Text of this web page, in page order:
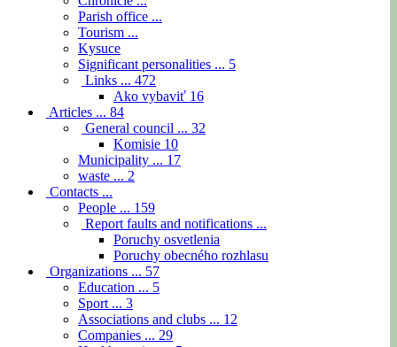
Parish office ...
Tourism ...
Kysuce
Significant personalities ... 5
Links ... 472
Ako vybaviť 16
Articles ... 84
General council ... 32
Komisie 10
Municipality ... 17
waste ... 2
Contacts ...
People ... 159
Report faults and notifications ...
Poruchy osvetlenia
Poruchy obecného rozhlasu
Organizations ... 57
Education ... 5
Sport ... 3
Associations and clubs ... 12
Companies ... 29